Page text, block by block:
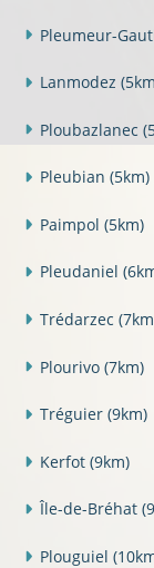
Pleumeur-
Lanmodez
Ploubazlanec
Pleubian (5km)
Paimpol (5km)
Pleudaniel
Trédarzec
Plourivo (7km)
Tréguier (9km)
Kerfot (9km)
Île-de-Bréhat
Plouguiel